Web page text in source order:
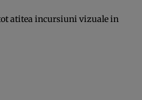
atitea incursiuni vizuale in